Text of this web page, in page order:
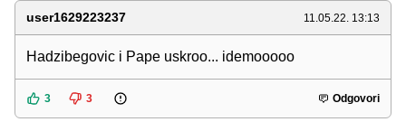
user1629223237 11.05.22. 13:13
Hadzibegovic i Pape uskroo... idemooooo
3 3 Odgovori